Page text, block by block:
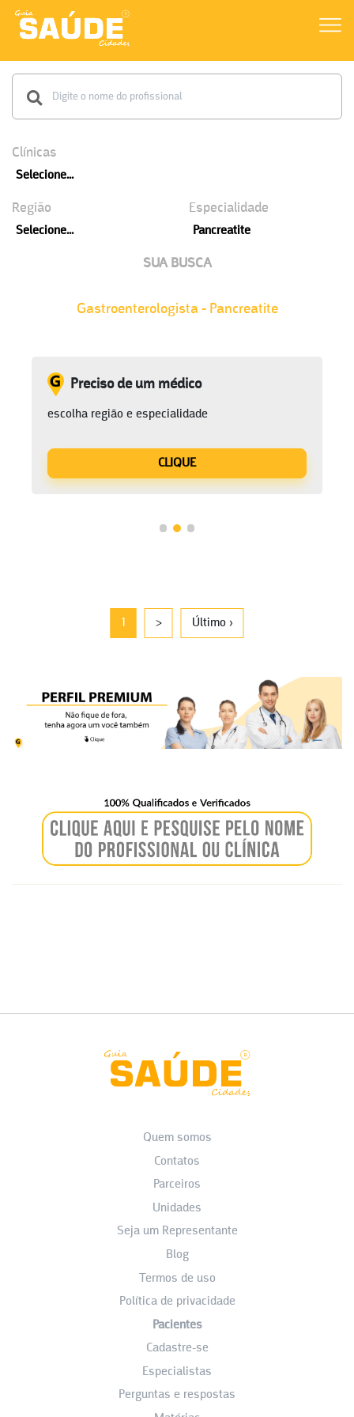
Clínicas
Selecione...
Região
Selecione...
Especialidade
Pancreatite
SUA BUSCA
Gastroenterologista - Pancreatite
Preciso de um médico
escolha região e especialidade
CLIQUE
1 > Último ›
Quem somos
Contatos
Parceiros
Unidades
Seja um Representante
Blog
Termos de uso
Política de privacidade
Pacientes
Cadastre-se
Especialistas
Perguntas e respostas